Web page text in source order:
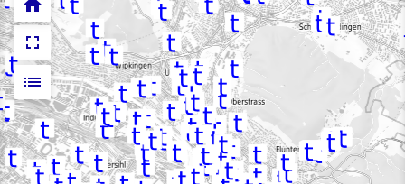
fullscreen
home
list